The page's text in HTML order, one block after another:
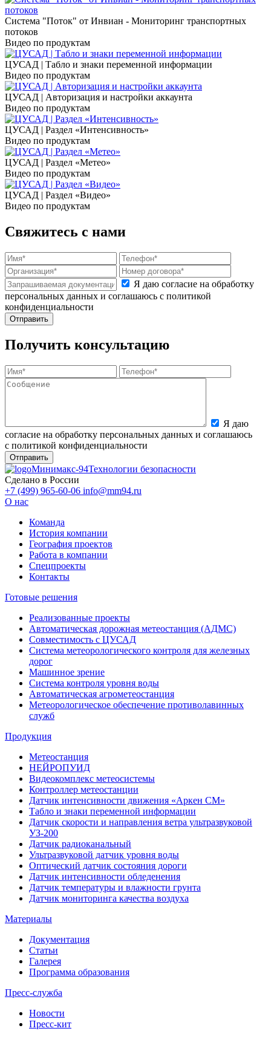
Система "Поток" от Инвиан - Мониторинг транспортных
потоков
Видео по продуктам
ЦУСАД | Табло и знаки переменной информации
Видео по продуктам
ЦУСАД | Авторизация и настройки аккаунта
Видео по продуктам
ЦУСАД | Раздел «Интенсивность»
Видео по продуктам
ЦУСАД | Раздел «Метео»
Видео по продуктам
ЦУСАД | Раздел «Видео»
Видео по продуктам
Свяжитесь с нами
Я даю согласие на обработку
персональных данных и соглашаюсь с политикой
конфиденциальности
Получить консультацию
Я даю
согласие на обработку персональных данных и соглашаюсь
с политикой конфиденциальности
Минимакс-94Технологии безопасности
Сделано в России
+7 (499) 965-60-06 info@mm94.ru
О нас
Команда
История компании
География проектов
Работа в компании
Спецпроекты
Контакты
Готовые решения
Реализованные проекты
Автоматическая дорожная метеостанция (АДМС)
Совместимость с ЦУСАД
Система метеорологического контроля для железных
дорог
Машинное зрение
Система контроля уровня воды
Автоматическая агрометеостанция
Метеорологическое обеспечение противолавинных
служб
Продукция
Метеостанция
НЕЙРОПУИД
Видеокомплекс метеосистемы
Контроллер метеостанции
Датчик интенсивности движения «Аркен СМ»
Табло и знаки переменной информации
Датчик скорости и направления ветра ультразвуковой
УЗ-200
Датчик радиоканальный
Ультразвуковой датчик уровня воды
Оптический датчик состояния дороги
Датчик интенсивности обледенения
Датчик температуры и влажности грунта
Датчик мониторинга качества воздуха
Материалы
Документация
Статьи
Галерея
Программа образования
Пресс-служба
Новости
Пресс-кит